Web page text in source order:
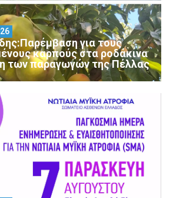
για τους
καρπούς στα ροδάκινα
των παραγωγών της Πέλλας